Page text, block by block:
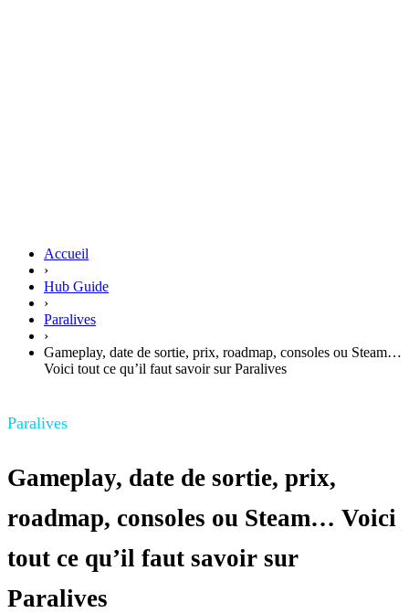
Accueil
›
Hub Guide
›
Paralives
›
Gameplay, date de sortie, prix, roadmap, consoles ou Steam…
Voici tout ce qu’il faut savoir sur Paralives
Paralives
Gameplay, date de sortie, prix,
roadmap, consoles ou Steam… Voici
tout ce qu’il faut savoir sur
Paralives